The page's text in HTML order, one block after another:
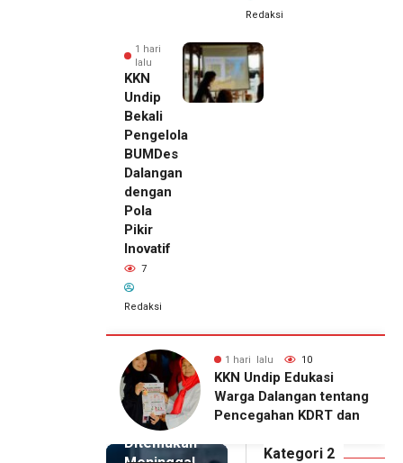
Redaksi
1 hari
lalu
KKN
Undip
Bekali
Pengelola
BUMDes
Dalangan
dengan
Pola
Pikir
Inovatif
7
Redaksi
1 hari lalu 7
KKN Undip Bekali
Pengelola BUMDes
Dalangan dengan Pola
1 hari lalu
Pemilik
Royal
Phone
Ditemukan
Kategori 2